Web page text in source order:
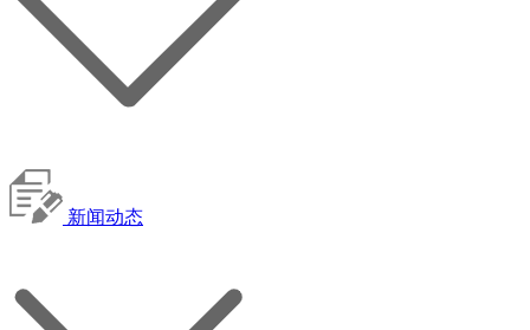
新闻动态